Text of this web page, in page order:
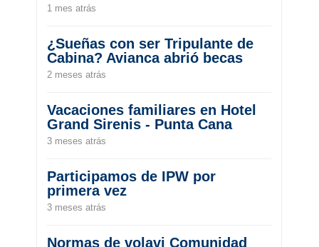
1 mes atrás
¿Sueñas con ser Tripulante de
Cabina? Avianca abrió becas
2 meses atrás
Vacaciones familiares en Hotel
Grand Sirenis - Punta Cana
3 meses atrás
Participamos de IPW por
primera vez
3 meses atrás
Normas de volavi Comunidad